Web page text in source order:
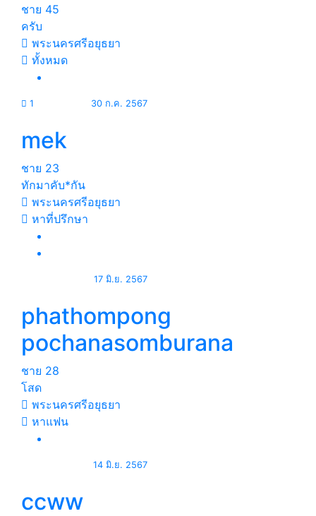
ชาย 45
ครับ
พระนครศรีอยุธยา
ทั้งหมด
1 30 ก.ค. 2567
mek
ชาย 23
ทักมาคับ*กัน
พระนครศรีอยุธยา
หาที่ปรึกษา
17 มิ.ย. 2567
phathompong
pochanasomburana
ชาย 28
โสด
พระนครศรีอยุธยา
หาแฟน
14 มิ.ย. 2567
ccww